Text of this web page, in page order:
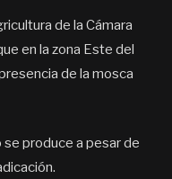
de la Cámara
en la zona Este del
de la mosca
produce a pesar de